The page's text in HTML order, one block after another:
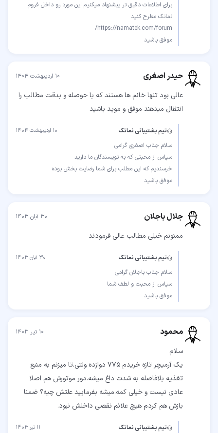
برای اطلاعات دقیق تر پیشنهاد میکنیم این مورد رو داخل فروم
موفق باشید
حیدر اصغری ۱۰ اردیبهشت ۱۴۰۴
عالی بود تنها خانم ها هستند که با حوصله و بدقت مطالب را
انتقال میدهند موفق و موید باشید
تیم پشتیبانی نماتک ۱۰ اردیبهشت ۱۴۰۴
موفق باشید
جلال باجلان ۳۰ آبان ۱۴۰۳
ممنونم خیلی مطالب عالی فرمودند
تیم پشتیبانی نماتک ۳۰ آبان ۱۴۰۳
موفق باشید
محمود ۱۰ تیر ۱۴۰۳
یک آرمیچر تازه خریدم ۷۷۵ دوازده ولتی.تا میزنم به منبع
تغذیه بلافاصله به شدت داغ میشه.دور موتورش هم اصلا
عادی نیست و خیلی کمه.میشه بفرمایید علتش چیه؟ ضمنا
بازش هم کردم هیچ علائم نقصی داخلش نبود.
تیم پشتیبانی نماتک ۱۱ تیر ۱۴۰۳